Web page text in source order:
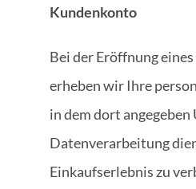
Kundenkonto
Bei der Eröffnung
erheben wir Ihre
in dem dort angegeben
Datenverarbeitung
Einkaufserlebnis zu